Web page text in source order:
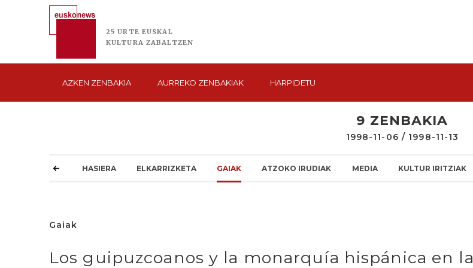
25 URTE EUSKAL
KULTURA ZABALTZEN
AZKEN ZENBAKIA AURREKO ZENBAKIAK HARPIDETU
9 ZENBAKIA
1998-11-06 / 1998-11-13
HASIERA ELKARRIZKETA GAIAK ATZOKO IRUDIAK MEDIA KULTUR IRITZIAK
Gaiak
Los guipuzcoanos y la monarquía hispánica en la